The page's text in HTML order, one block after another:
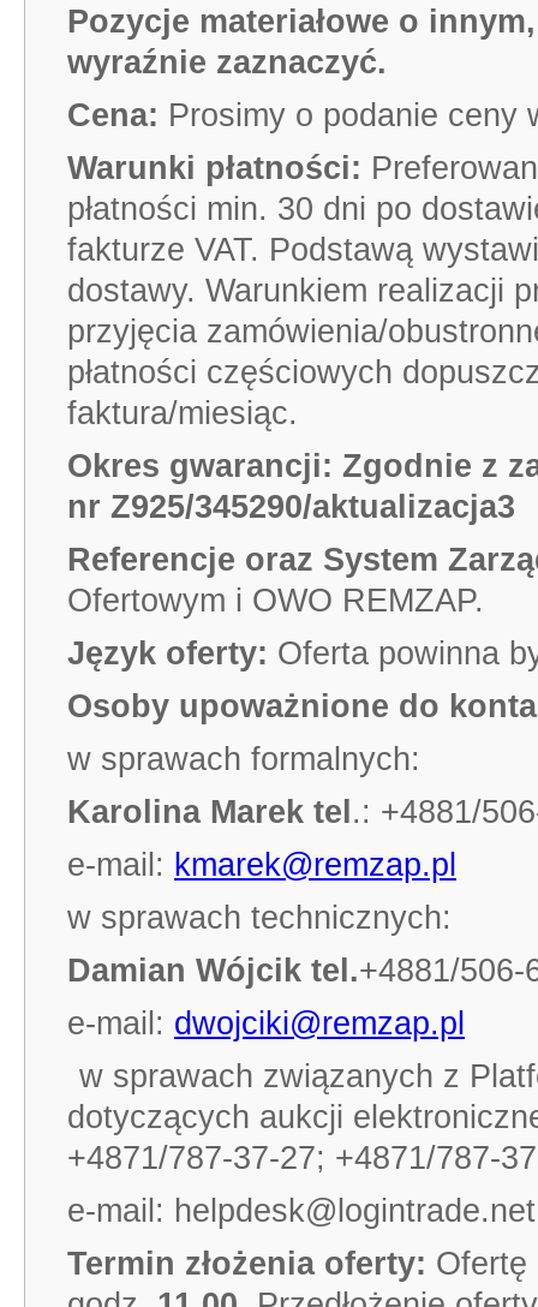
Pozycje materiałowe o
wyraźnie zaznaczyć.
Cena: Prosimy o podanie ceny
Warunki płatności:
płatności min. 30 dni po
fakturze VAT. Podstawą
dostawy. Warunkiem realizacji
przyjęcia zamówienia/
płatności częściowych
faktura/miesiąc.
Okres gwarancji: Zgodnie z
nr Z925/345290/aktualizacja3
Referencje oraz System
Ofertowym i OWO REMZAP.
Język oferty: Oferta powinna
Osoby upoważnione do
w sprawach formalnych:
Karolina Marek tel .: +4881/
e-mail: kmarek@remzap.pl
w sprawach technicznych:
Damian Wójcik tel.+4881/506-
e-mail: dwojciki@remzap.pl
w sprawach związanych z
dotyczących aukcji
+4871/787-37-27; +4871/787-
e-mail: helpdesk@logintrade.net
Termin złożenia oferty: Ofertę